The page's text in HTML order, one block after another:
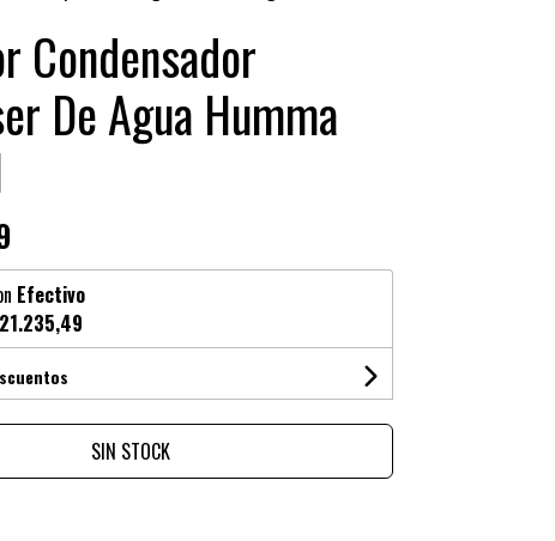
Condensador
De Agua Humma
Efectivo
SIN STOCK